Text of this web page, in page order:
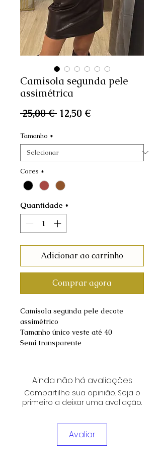
Camisola segunda pele
assimétrica
25,00 € Preço
12,50 €Preço
Tamanho *
Cores *
Quantidade *
Adicionar ao carrinho
Comprar agora
Camisola segunda pele decote
assimétrico
Tamanho único veste até 40
Semi transparente
Ainda não há avaliações
Compartilhe sua opinião. Seja o
primeiro a deixar uma avaliação.
Avaliar